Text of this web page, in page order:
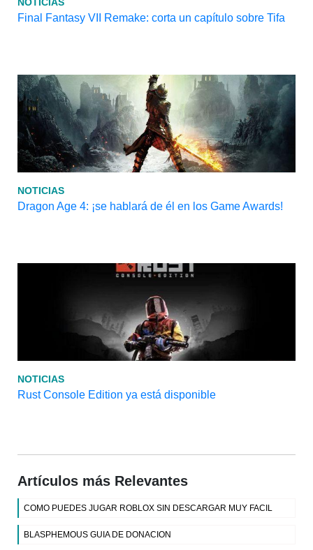
Final Fantasy VII Remake: corta un capítulo sobre Tifa
NOTICIAS
Dragon Age 4: ¡se hablará de él en los Game Awards!
NOTICIAS
Rust Console Edition ya está disponible
Artículos más Relevantes
COMO PUEDES JUGAR ROBLOX SIN DESCARGAR MUY FACIL
BLASPHEMOUS GUIA DE DONACION